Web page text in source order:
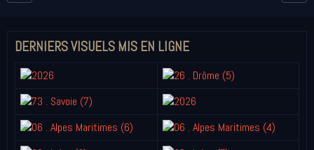
DERNIERS VISUELS MIS EN LIGNE